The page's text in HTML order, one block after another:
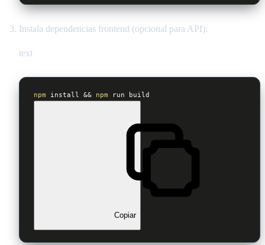
Instala dependencias frontend (opcional para API):
text
npm install && npm run build
Copiar